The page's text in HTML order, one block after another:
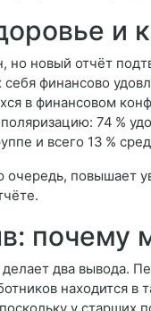
и
новый отчёт
финансово
в финансовом
74 %
и всего 13 %
повышает
два вывода.
находится